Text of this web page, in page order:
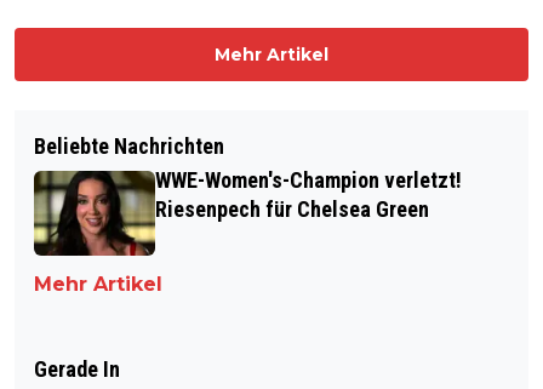
Mehr Artikel
Beliebte Nachrichten
WWE-Women's-Champion verletzt!
Riesenpech für Chelsea Green
Mehr Artikel
Gerade In